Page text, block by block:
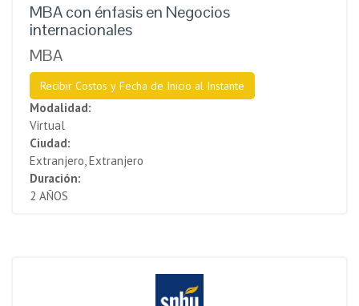
MBA con énfasis en Negocios
internacionales
MBA
Recibir Costos y Fecha de Inicio al Instante
Modalidad:
Virtual
Ciudad:
Extranjero, Extranjero
Duración:
2 AÑOS